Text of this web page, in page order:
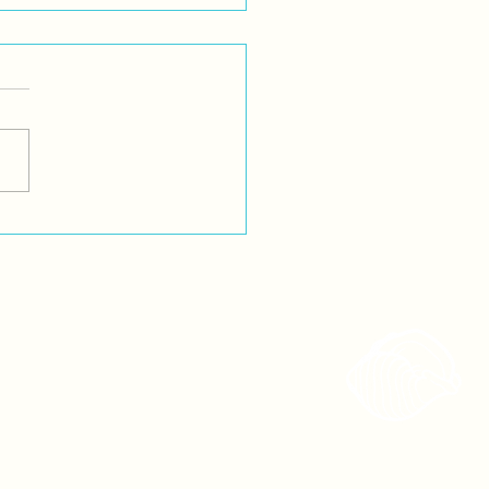
Actual
actual de la salud y
de los muchos años...